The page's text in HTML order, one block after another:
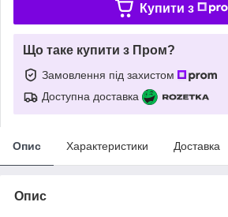
Купити з
Що таке купити з Пром?
Замовлення під захистом
Доступна доставка
Опис Характеристики Доставка
Опис